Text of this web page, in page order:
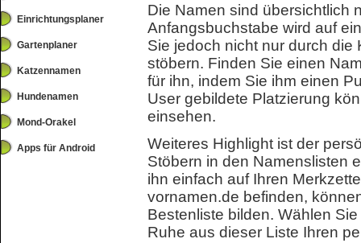
Einrichtungsplaner
Gartenplaner
Katzennamen
Hundenamen
Mond-Orakel
Apps für Android
Die Namen sind übersichtlich
Anfangsbuchstabe wird auf
Sie jedoch nicht nur durch
stöbern. Finden Sie einen
für ihn, indem Sie ihm einen
User gebildete Platzierung
einsehen.
Weiteres Highlight ist der
Stöbern in den Namenslisten
ihn einfach auf Ihren
vornamen.de befinden,
Bestenliste bilden. Wählen
Ruhe aus dieser Liste Ihren